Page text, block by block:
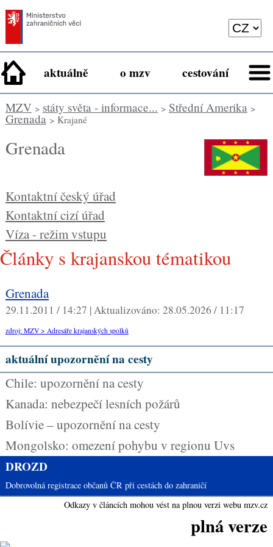
aktuálně o mzv cestování
MZV> státy světa - informace... > Střední Amerika>
Grenada> Krajané
Grenada
Kontaktní český úřad
Kontaktní cizí úřad
Víza - režim vstupu
Články s krajanskou tématikou
Grenada
29.11.2011 / 14:27 |Aktualizováno: 28.05.2026 / 11:17
zdroj: MZV > Adresáře krajanských spolků
aktuální upozornění na cesty
Chile: upozornění na cesty
Kanada: nebezpečí lesních požárů
Bolívie – upozornění na cesty
Mongolsko: omezení pohybu v regionu Uvs
DROZD
Dobrovolná registrace občanů ČR při cestách do zahraničí
Odkazy v článcích mohou vést na plnou verzi webu mzv.cz
plná verze